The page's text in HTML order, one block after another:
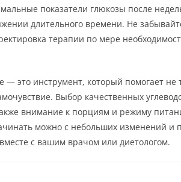
показатели глюкозы после
длительного времени. Не
терапии по мере
— это инструмент, который помогает не
Выбор качественных
внимание к порциям и режиму
можно с небольших изменений и
с вашим врачом или диетологом.